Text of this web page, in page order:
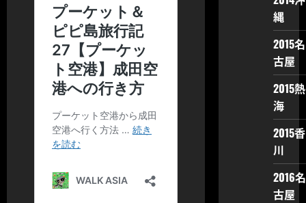
縄
2015名
古屋
2015熱
海
2015香
川
2016名
古屋